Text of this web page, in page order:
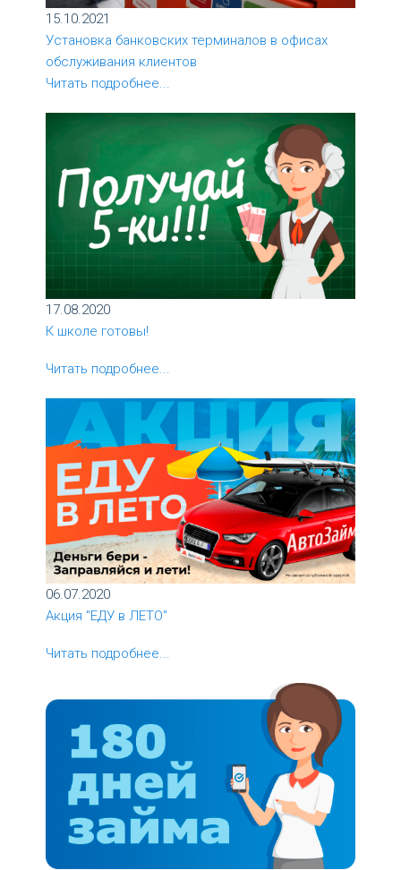
15.10.2021
Установка банковских терминалов в офисах
обслуживания клиентов
Читать подробнее...
17.08.2020
К школе готовы!
Читать подробнее...
06.07.2020
Акция "ЕДУ в ЛЕТО"
Читать подробнее...